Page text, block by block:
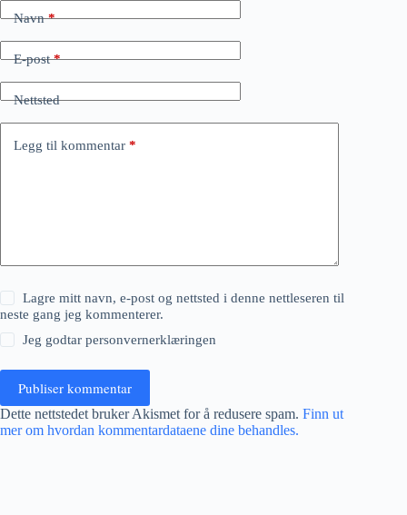
Navn*
E-post*
Nettsted
Legg til kommentar *
Lagre mitt navn, e-post og nettsted i denne nettleseren til
neste gang jeg kommenterer.
Jeg godtarpersonvernerklæringen
Publiser kommentar
Dette nettstedet bruker Akismet for å redusere spam. Finn ut
mer om hvordan kommentardataene dine behandles.